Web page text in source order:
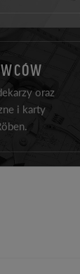
oraz
i karty